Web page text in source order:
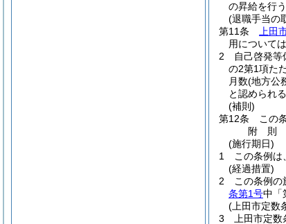
の昇給を行
(退職手当の
第11条
上田
用について
2
自己啓発
の2第1項た
月数(地方公
と認められ
(補則)
第12条
この
附 則
(施行期日)
1
この条例は
(経過措置)
2
この条例
条第1号中「
(上田市定数
3
上田市定数